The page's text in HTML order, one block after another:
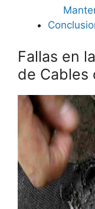
Fallas en
de Cables